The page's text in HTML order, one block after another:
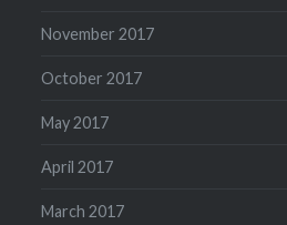
November 2017
October 2017
May 2017
April 2017
March 2017